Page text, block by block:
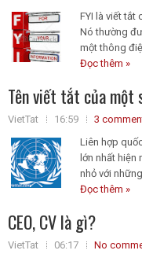
FYI là viết tắt
Nó thường
một thông
Đọc thêm »
Tên viết tắt của một
VietTat 16:59
3
Liên hợp
lớn nhất hiện
nhỏ với
Đọc thêm »
CEO, CV là gì?
VietTat 06:17
No